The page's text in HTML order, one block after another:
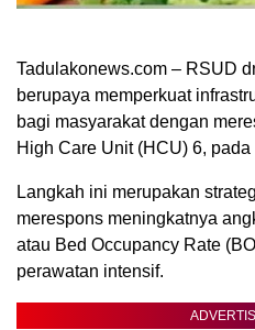
Tadulakonews.com – RSUD
berupaya memperkuat
bagi masyarakat dengan
High Care Unit (HCU) 6,
Langkah ini merupakan
merespons meningkatnya
atau Bed Occupancy Rate
perawatan intensif.